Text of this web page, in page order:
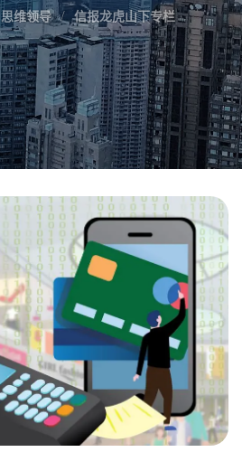
思维领导 信报龙虎山下专栏